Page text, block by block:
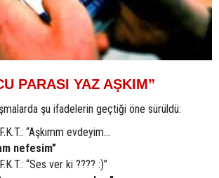
PARASI YAZ AŞKIM”
şu ifadelerin geçtiği öne sürüldü:
“Aşkımm evdeyim…
nefesim”
“Ses ver ki ???? :)”